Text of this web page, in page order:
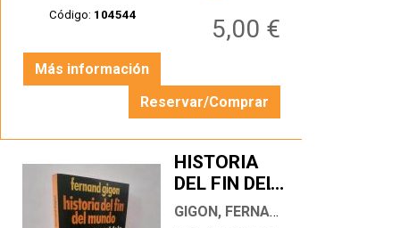
Código: 104544 5,00 €
Más información
Reservar/Comprar
HISTORIA
DEL FIN DEL
MUNDO
…
GIGON, FERNAND